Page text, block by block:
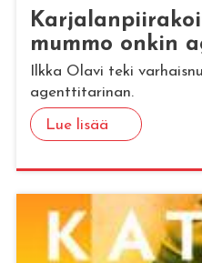
mummo onkin
Ilkka Olavi teki
agenttitarinan.
Lue lisää